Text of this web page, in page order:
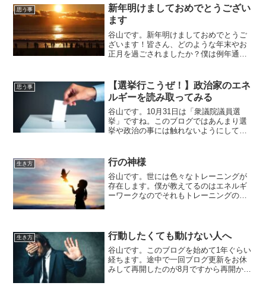
「チャクラ」や「氣脈」の開発を行い、
自身の「氣力」を強くする技...
思う事
新年明けましておめでとうござい
ます
谷山です。新年明けましておめでとうご
ざいます！皆さん、どのような年末やお
正月を過ごされましたか？僕は例年通り
「ザ・日本の正月」を過ごしました。と
ても楽しく過ごす事ができま...
思う事
【選挙行こうぜ！】政治家のエネ
ルギーを読み取ってみる
谷山です。10月31日は「衆議院議員選
挙」ですね。このブログではあんまり選
挙や政治の事には触れないようにしてい
す。「コロナ禍」という世界中を巻き込
んだ出来事がありましたか...
生き方 行の神様
谷山です。世には色々なトレーニングが
存在します。僕が教えてるのはエネルギ
ーワークなのでそれもトレーニングの一
剣道や柔道など「道」という...
生き方 行動したくても動けない人へ
谷山です。このブログを始めて1年ぐらい
経ちます。途中で一回ブログ更新をお休
みして再開したのが8月ですから再開から